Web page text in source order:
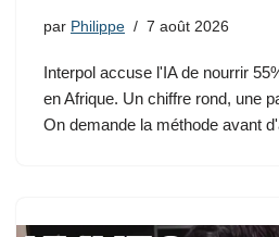
par Philippe 7 août 2026
Interpol accuse l'IA de nourrir
en Afrique. Un chiffre rond, une
On demande la méthode avant